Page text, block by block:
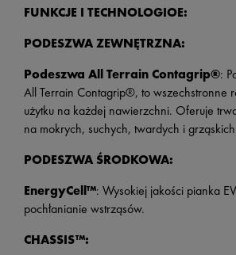
FUNKCJE I TECHNOLOGIOE:
PODESZWA ZEWNĘTRZNA:
Podeszwa All Terrain Contagrip®:
All Terrain Contagrip®, to wszechstronne
użytku na każdej nawierzchni. Oferuje
na mokrych, suchych, twardych i
PODESZWA ŚRODKOWA:
EnergyCell™: Wysokiej jakości pianka
pochłanianie wstrząsów.
CHASSIS™: